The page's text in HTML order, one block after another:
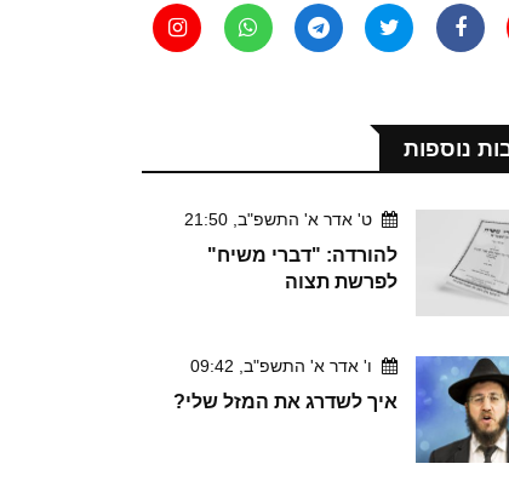
נוספות
ט' אדר א' התשפ"ב, 21:50
להורדה: "דברי משיח"
לפרשת תצוה
ו' אדר א' התשפ"ב, 09:42
איך לשדרג את המזל שלי?